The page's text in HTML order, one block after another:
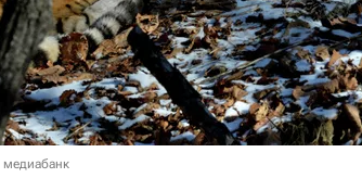
медиабанк